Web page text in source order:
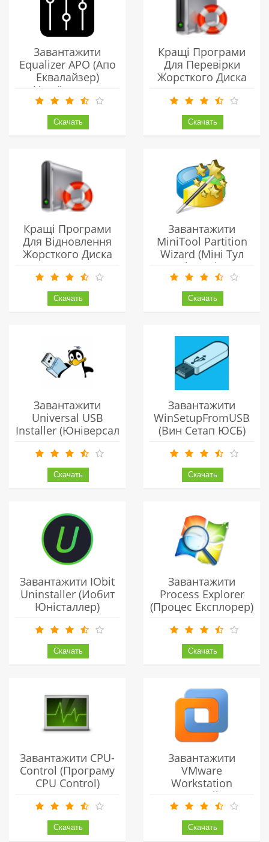
Завантажити
Equalizer APO (Апо
Еквалайзер)
Українською
Безкоштовно
Кращі Програми
Для Перевірки
Жорсткого Диска
Кращі Програми
Для Відновлення
Жорсткого Диска
Завантажити
MiniTool Partition
Wizard (міні Тул
Партішн Візард)
Українською
Безкоштовно
Завантажити
Universal USB
Installer (Юніверсал
Українською
Безкоштовно
Завантажити
WinSetupFromUSB
(Вин Сетап ЮСБ)
Безкоштовно
Завантажити IObit
Uninstaller (Иобит
Юністаллер)
Безкоштовно
Завантажити
Process Explorer
(процес Експлорер)
Безкоштовно
Завантажити CPU-
Control (програму
CPU Control)
Безкоштовно
Завантажити
VMware
Workstation
(ВМВейр
Воркстейшн)
Українською
Безкоштовно